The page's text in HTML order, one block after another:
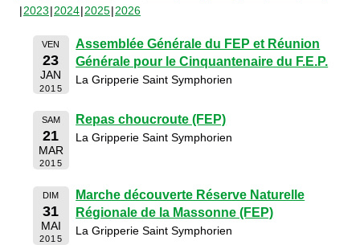
2023 2024 2025 2026
VEN
23
JAN
2015
Assemblée Générale du FEP et Réunion
Générale pour le Cinquantenaire du F.E.P.
La Gripperie Saint Symphorien
SAM
21
MAR
2015
Repas choucroute (FEP)
La Gripperie Saint Symphorien
DIM
31
MAI
2015
Marche découverte Réserve Naturelle
Régionale de la Massonne (FEP)
La Gripperie Saint Symphorien